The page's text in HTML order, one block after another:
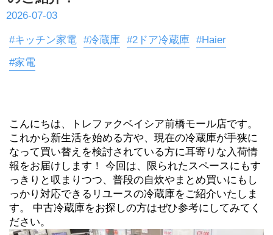
2026-07-03
#キッチン家電 #冷蔵庫 #2ドア冷蔵庫 #Haier
#家電
こんにちは、トレファクベイシア前橋モール店です。
これから新生活を始める方や、現在の冷蔵庫が手狭に
なって買い替えを検討されている方に耳寄りな入荷情
報をお届けします！ 今回は、限られたスペースにもす
っきりと収まりつつ、普段の自炊やまとめ買いにもし
っかり対応できるリユースの冷蔵庫をご紹介いたしま
す。 中古冷蔵庫をお探しの方はぜひ参考にしてみてく
ださい。